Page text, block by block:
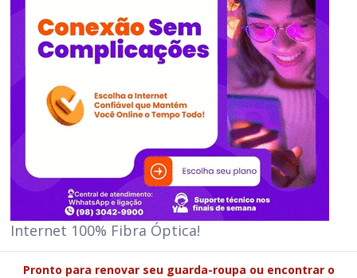
Internet 100% Fibra Óptica!
Pronto para renovar seu guarda-roupa ou encontrar o